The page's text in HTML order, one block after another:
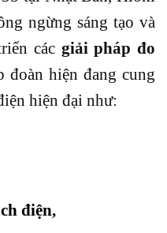
ngừng sáng tạo và
các giải pháp đo
đoàn hiện đang cung
hiện đại như:
điện,